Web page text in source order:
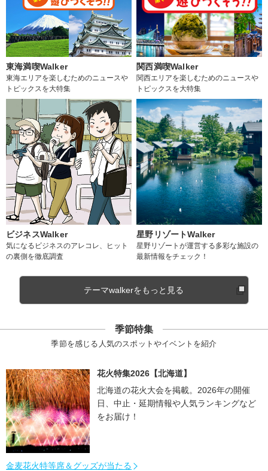
東海満喫Walker
東海エリアを楽しむためのニュースや
トピックスを大特集
関西満喫Walker
関西エリアを楽しむためのニュースや
トピックスを大特集
ビジネスWalker
気になるビジネスのアレコレ、ヒット
の裏側を徹底調査
星野リゾートWalker
星野リゾートが運営する多彩な施設の
最新情報をチェック！
テーマwalkerをもっと見る
季節特集
季節を感じる人気のスポットやイベントを紹介
花火特集2026【北海道】
北海道の花火大会を掲載。2026年の開催
日、中止・延期情報や人気ランキングなど
をお届け！
金麦花火特等席＆グッズが当たる